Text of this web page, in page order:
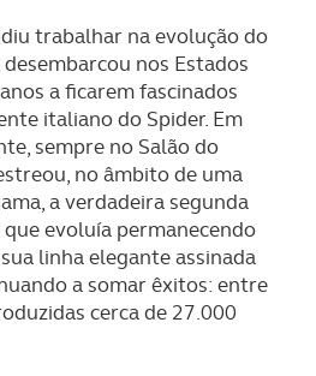
trabalhar na evolução do
nos Estados
a ficarem fascinados
italiano do Spider. Em
sempre no Salão do
no âmbito de uma
a verdadeira segunda
evoluía permanecendo
linha elegante assinada
a somar êxitos: entre
cerca de 27.000